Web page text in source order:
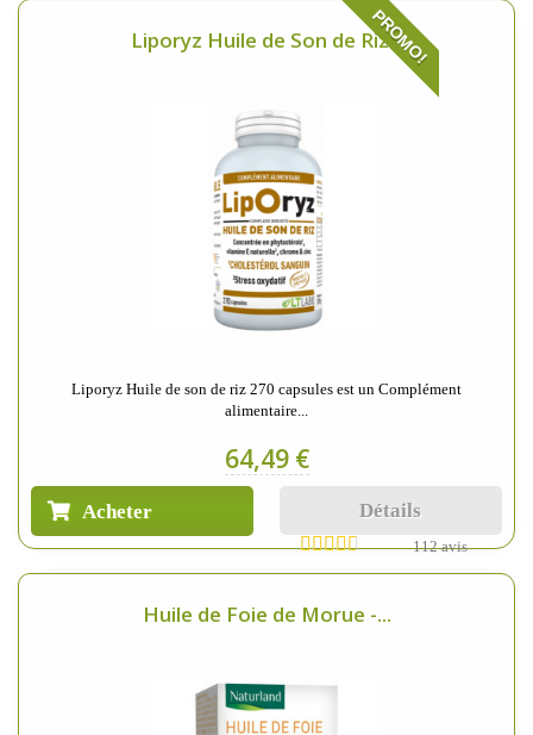
Liporyz Huile de Son de Riz...
PROMO!
Liporyz Huile de son de riz 270 capsules est un Complément
alimentaire...
64,49 €
Acheter Détails
112 avis
Huile de Foie de Morue -...